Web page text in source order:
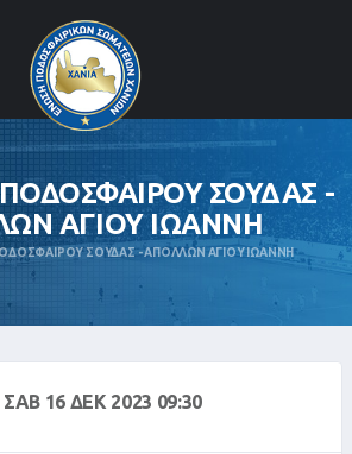
ΣΟΥΔΑΣ -
ΑΓΙΟΥ ΙΩΑΝΝΗ
ΣΟΥΔΑΣ - ΑΠΟΛΛΩΝ ΑΓΙΟΥ ΙΩΑΝΝΗ
ΣΑΒ 16 ΔΕΚ 2023 09:30